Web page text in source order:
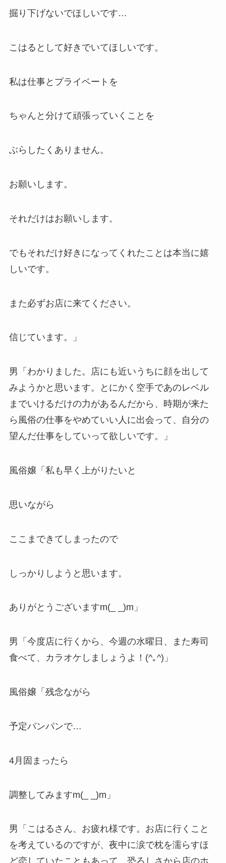
掘り下げないでほしいです…
こはるとして好きでいてほしいです。
私は仕事とプライベートを
ちゃんと分けて頑張っていくことを
ぶらしたくありません。
お願いします。
それだけはお願いします。
でもそれだけ好きになってくれたことは本当に嬉
しいです。
また必ずお店に来てください。
信じています。」
男「わかりました。店にも近いうちに顔を出して
みようかと思います。とにかく空手であのレベル
までいけるだけの力があるんだから、時期が来た
ら風俗の仕事をやめていい人に出会って、自分の
望んだ仕事をしていって欲しいです。」
風俗嬢「私も早く上がりたいと
思いながら
ここまできてしまったので
しっかりしようと思います。
ありがとうございますm(_ _)m」
男「今度店に行くから、今週の水曜日、また寿司
食べて、カラオケしましょうよ！(^｡^)」
風俗嬢「残念ながら
予定パンパンで…
4月固まったら
調整してみますm(_ _)m」
男「こはるさん、お疲れ様です。お店に行くこと
を考えているのですが、夜中に涙で枕を濡らすほ